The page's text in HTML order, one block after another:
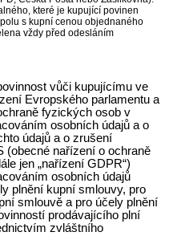
které je kupující povinen
s kupní cenou objednaného
vždy před odesláním
vůči kupujícímu ve
Evropského parlamentu a
fyzických osob v
osobních údajů a o
údajů a o zrušení
(obecné nařízení o ochraně
jen „nařízení GDPR“)
osobních údajů
plnění kupní smlouvy, pro
smlouvě a pro účely plnění
prodávajícího plní
zvláštního